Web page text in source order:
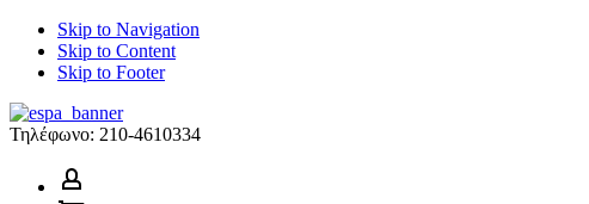
Skip to Navigation
Skip to Content
Skip to Footer
ΕΣΠΑ
2014-
Τηλέφωνο: 210-4610334